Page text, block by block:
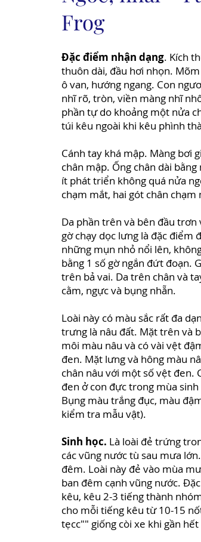
Frog
Đặc điểm nhận dạng. Kích
thuôn dài, đầu hơi nhọn.
ô van, hướng ngang. Con
nhĩ rõ, tròn, viền màng nhĩ
phần tự do khoảng một nửa
túi kêu ngoài khi kêu phình
Cánh tay khá mập. Màng bơi
chân mập. Ống chân dài
ít phát triển không quá nửa
chạm mắt, hai gót chân
Da phần trên và bên đầu trơn
gờ chạy dọc lưng là đặc điểm
những mụn nhỏ nổi lên,
bằng 1 số gờ ngắn đứt đoạn.
trên bả vai. Da trên chân và
cằm, ngực và bụng nhẵn.
Loài này có màu sắc rất đa
trưng là nâu đất. Mặt trên và
môi màu nâu và có vài vệt
đen. Mặt lưng và hông màu
chân nâu với một số vệt đen.
đen ở con đực trong mùa
Bụng màu trắng đục, màu
kiểm tra mẫu vật).
Sinh học. Là loài đẻ trứng
các vũng nước tù sau mưa
đêm. Loài này đẻ vào mùa
ban đêm cạnh vũng nước.
kêu, kêu 2-3 tiếng thành
cho mỗi tiếng kêu từ 10-15
tẹcc"" giống còi xe khi gần